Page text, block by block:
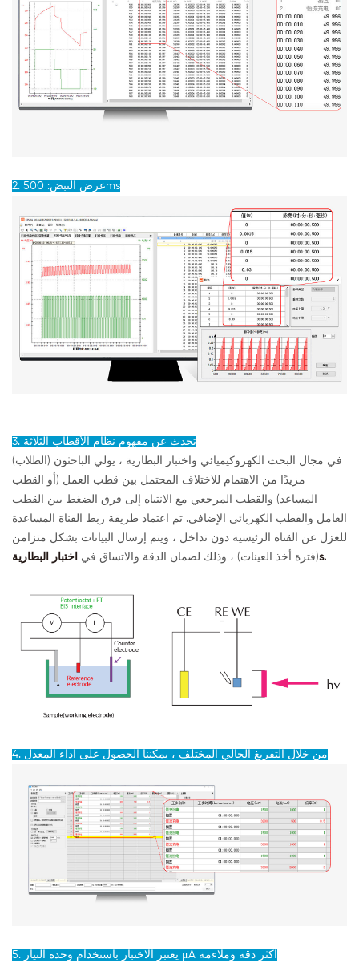
2. عرض النبض: 500ms
3. تحدث عن مفهوم نظام الأقطاب الثلاثة
في مجال البحث الكهروكيميائي واختبار البطارية ، يولي الباحثون (الطلاب)
مزيدًا من الاهتمام للاختلاف المحتمل بين قطب العمل (أو القطب
المساعد) والقطب المرجعي مع الانتباه إلى فرق الضغط بين القطب
العامل والقطب الكهربائي الإضافي. تم اعتماد طريقة ربط القناة المساعدة
للعزل عن القناة الرئيسية دون تداخل ، ويتم إرسال البيانات بشكل متزامن
(فترة أخذ العينات) ، وذلك لضمان الدقة والاتساق في اختبار البطارية s.
4. من خلال التفريغ الحالي المختلف ، يمكننا الحصول على أداء المعدل
5. يعتبر الاختبار باستخدام وحدة التيار μA أكثر دقة وملاءمة